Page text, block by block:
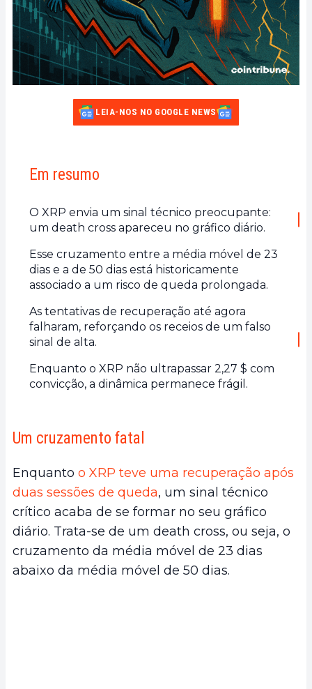
LEIA-NOS NO GOOGLE NEWS
Em resumo
O XRP envia um sinal técnico preocupante:
um death cross apareceu no gráfico diário.
Esse cruzamento entre a média móvel de 23
dias e a de 50 dias está historicamente
associado a um risco de queda prolongada.
As tentativas de recuperação até agora
falharam, reforçando os receios de um falso
sinal de alta.
Enquanto o XRP não ultrapassar 2,27 $ com
convicção, a dinâmica permanece frágil.
Um cruzamento fatal
Enquanto o XRP teve uma recuperação após
duas sessões de queda, um sinal técnico
crítico acaba de se formar no seu gráfico
diário. Trata-se de um death cross, ou seja, o
cruzamento da média móvel de 23 dias
abaixo da média móvel de 50 dias.